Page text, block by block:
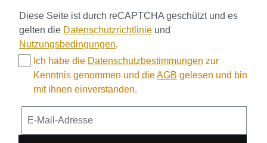
Diese Seite ist durch reCAPTCHA geschützt und es
gelten die Datenschutzrichtlinie und
Nutzungsbedingungen.
Ich habe die Datenschutzbestimmungen zur
Kenntnis genommen und dieAGB gelesen und bin
mit ihnen einverstanden.